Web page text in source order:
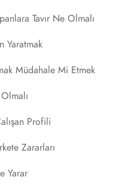
Tavır Ne Olmalı
Yaratmak
Müdahale Mi Etmek
Profili
Zararları
Yarar